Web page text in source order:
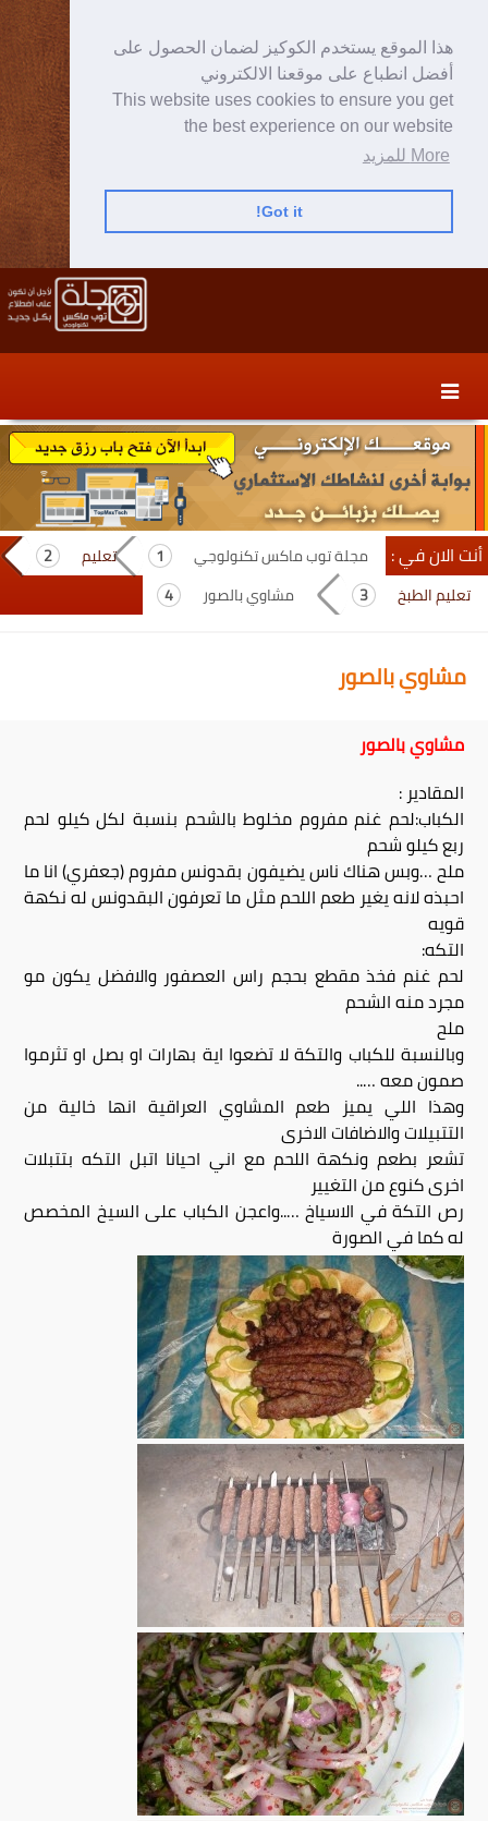
هذا الموقع يستخدم الكوكيز لضمان الحصول على
أفضل انطباع على موقعنا الالكتروني
This website uses cookies to ensure you get
the best experience on our website
More للمزيد
Got it!
content
secondary
content
أنت الان في : مجلة توب ماكس تكنولوجي
تعليم
تعليم الطبخ
مشاوي بالصور
مشاوي بالصور
مشاوي بالصور
المقادير :
الكباب:لحم غنم مفروم مخلوط بالشحم بنسبة لكل كيلو لحم
ربع كيلو شحم
ملح …وبس هناك ناس يضيفون بقدونس مفروم (جعفري) انا ما
احبذه لانه يغير طعم اللحم مثل ما تعرفون البقدونس له نكهة
قويه
التكه:
لحم غنم فخذ مقطع بحجم راس العصفور والافضل يكون مو
مجرد منه الشحم
ملح
وبالنسبة للكباب والتكة لا تضعوا اية بهارات او بصل او تثرموا
صمون معه …..
وهذا اللي يميز طعم المشاوي العراقية انها خالية من
التتبيلات والاضافات الاخرى
تشعر بطعم ونكهة اللحم مع اني احيانا اتبل التكه بتتبلات
اخرى كنوع من التغيير
رص التكة في الاسياخ …..واعجن الكباب على السيخ المخصص
له كما في الصورة